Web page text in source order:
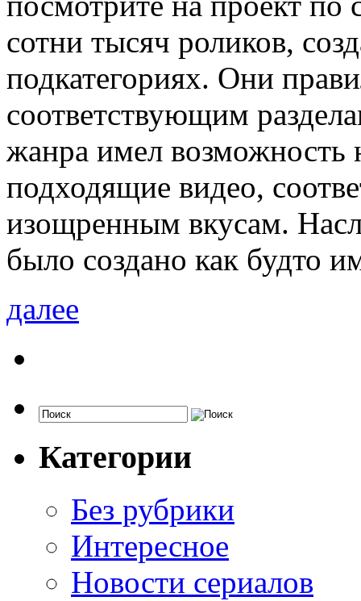
сотни тысяч роликов,
подкатегориях. Они
соответствующим
жанра имел возможность
подходящие видео,
изощренным вкусам.
было создано как будто
далее
Категории
Без рубрики
Интересное
Новости сериалов